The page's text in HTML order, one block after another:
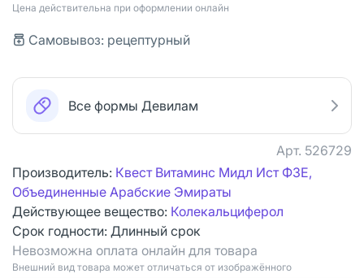
Цена действительна при оформлении онлайн
Самовывоз: рецептурный
Все формы Девилам
Арт. 526729
Производитель: Квест Витаминс Мидл Ист ФЗЕ,
Объединенные Арабские Эмираты
Действующее вещество: Колекальциферол
Срок годности: Длинный срок
Невозможна оплата онлайн для товара
Bнешний вид товара может отличаться от изображённого